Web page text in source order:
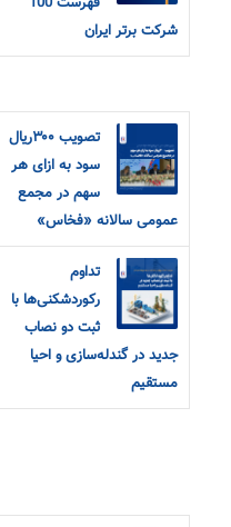
شرکت برتر ایران
تصویب ۳۰۰ریال
سود به ازای هر
سهم در مجمع
عمومی سالانه «فخاس»
تداوم
رکوردشکنی‌ها با
ثبت دو نصاب
جدید در گندله‌سازی و احیا
مستقیم